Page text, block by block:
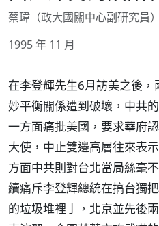
蔡瑋（政大國關中心副研究員）
1995 年 11 月
在李登輝先生6月訪美之後
妙平衡關係遭到破壞，中共
一方面痛批美國，要求華府
大使，中止雙邊高層往來表
方面中共則對台北當局絲毫
續痛斥李登輝總統在搞台獨
的垃圾堆裡亅，北京並先後